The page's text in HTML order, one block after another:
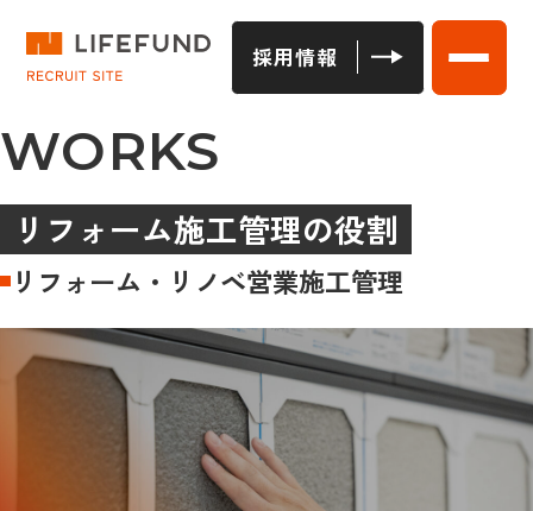
採用情報
WORKS
リフォーム施工管理の役割
リフォーム・リノベ営業施工管理